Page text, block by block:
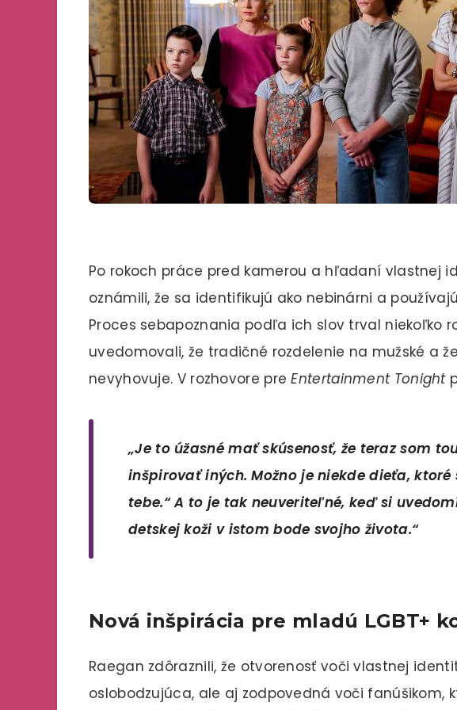
Po rokoch práce pred kamerou a hľadaní vlastnej
oznámili, že sa identifikujú ako nebinárni a
Proces sebapoznania podľa ich slov trval niekoľko
uvedomovali, že tradičné rozdelenie na mužské a
nevyhovuje. V rozhovore preEntertainment Tonight
„Je to úžasné mať skúsenosť, že teraz som
inšpirovať iných. Možno je niekde dieťa, ktoré
tebe.“ A to je tak neuveriteľné, keď si
detskej koži v istom bode svojho života.“
Nová inšpirácia pre mladú LGBT+
Raegan zdôraznili, že otvorenosť voči vlastnej
oslobodzujúca, ale aj zodpovedná voči fanúšikom,